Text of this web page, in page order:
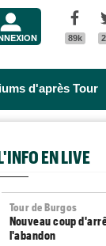
89k
d'après Tour
EN LIVE
Tour de Burgos
Nouveau coup
l'abandon